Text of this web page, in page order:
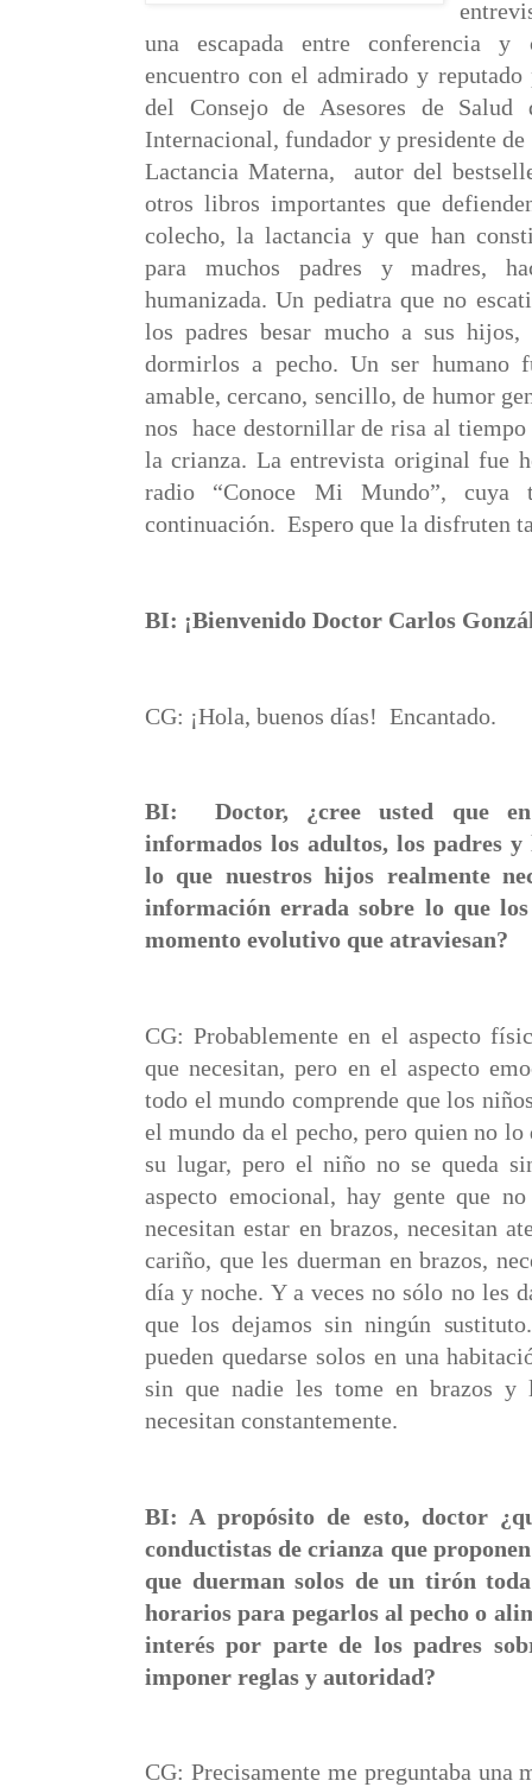
una escapada entre conferencia y
encuentro con el admirado y
del Consejo de Asesores de
Internacional, fundador y presidente
Lactancia Materna, autor del
otros libros importantes que
colecho, la lactancia y que han
para muchos padres y madres,
humanizada. Un pediatra que no
los padres besar mucho a sus
dormirlos a pecho. Un ser humano
amable, cercano, sencillo, de humor
nos
hace destornillar de risa al
la crianza. La entrevista original fue
radio “Conoce Mi Mundo”, cuya
continuación. Espero que la disfruten
BI: ¡Bienvenido Doctor Carlos
CG: ¡Hola, buenos días! Encantado.
BI:
Doctor, ¿cree usted que
informados los adultos, los padres
lo que nuestros hijos realmente
información errada sobre lo que
momento evolutivo que atraviesan?
CG: Probablemente en el aspecto
que necesitan, pero en el aspecto
todo el mundo comprende que los
el mundo da el pecho, pero quien no lo
su lugar, pero el niño no se queda
aspecto emocional, hay gente que
necesitan estar en brazos, necesitan
cariño, que les duerman en brazos,
día y noche. Y a veces no sólo no les
que los dejamos sin ningún sustituto.
pueden quedarse solos en una
sin que nadie les tome en brazos y
necesitan constantemente.
BI: A propósito de esto, doctor
conductistas de crianza que
que duerman solos de un tirón
horarios para pegarlos al pecho o
interés por parte de los padres
imponer reglas y autoridad?
CG: Precisamente me preguntaba una